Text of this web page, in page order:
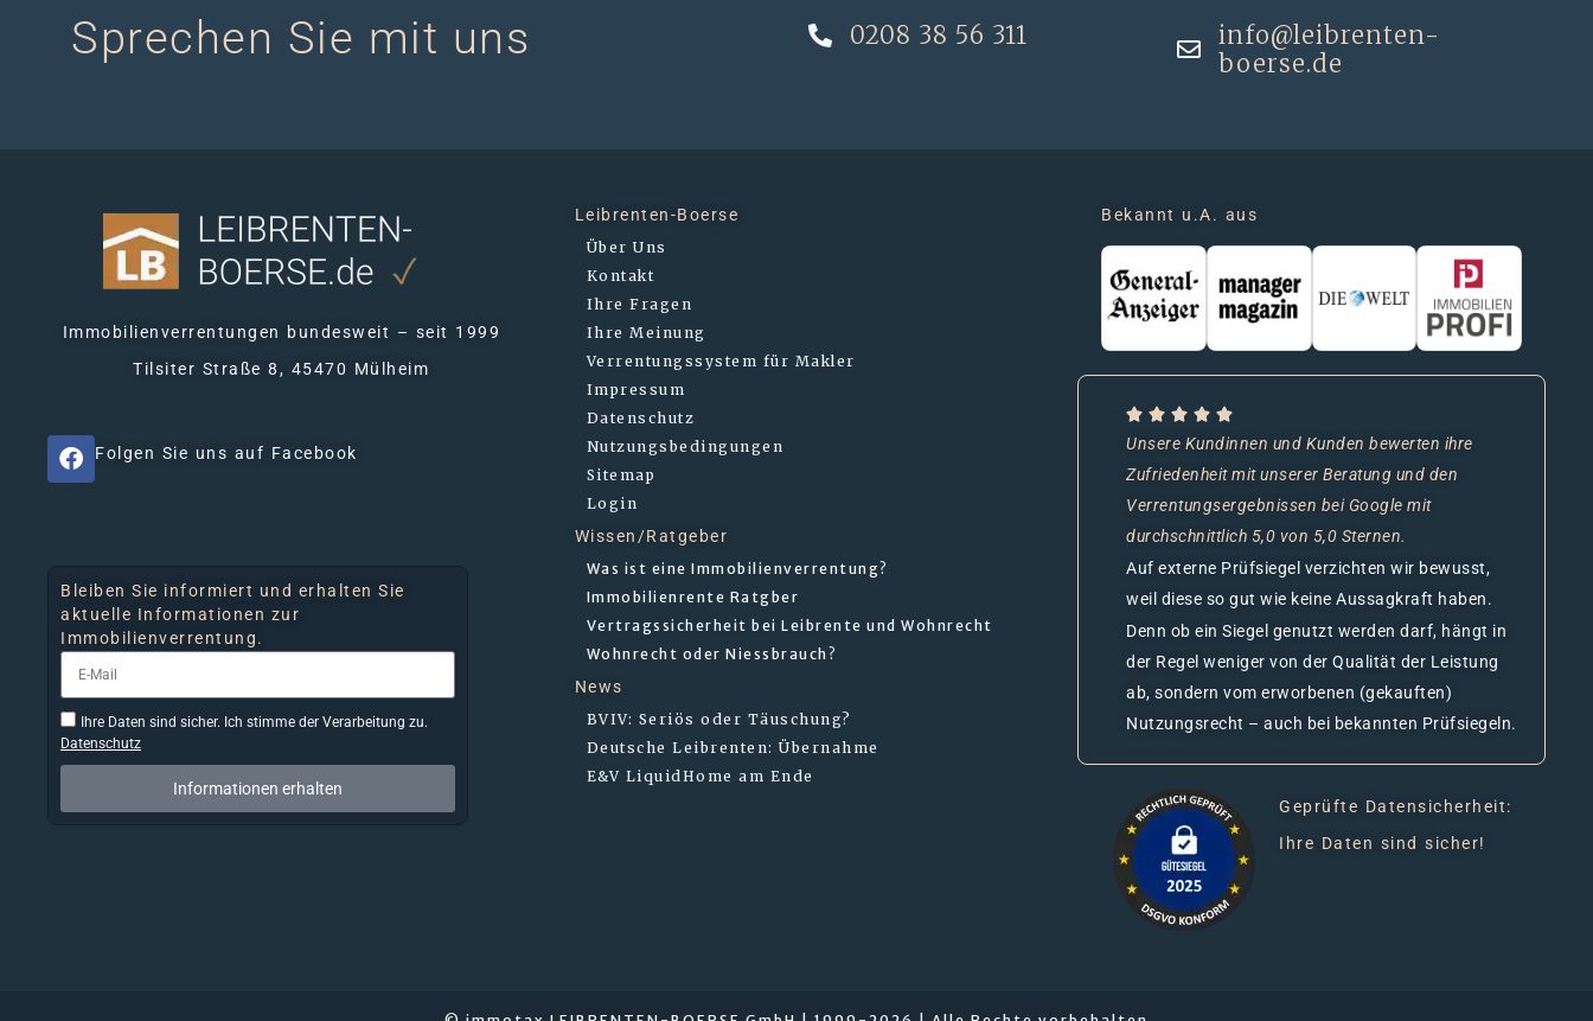
Sprechen Sie mit uns 0208 38 56 311
info@leibrenten-
boerse.de
Immobilienverrentungen bundesweit – seit 1999
Tilsiter Straße 8, 45470 Mülheim
Folgen Sie uns auf Facebook
Bleiben Sie informiert und erhalten Sie
aktuelle Informationen zur
Immobilienverrentung.
Ihre Daten sind sicher. Ich stimme der Verarbeitung zu.
Datenschutz
Informationen erhalten
Leibrenten-Boerse
Über Uns
Kontakt
Ihre Fragen
Ihre Meinung
Verrentungssystem für Makler
Impressum
Datenschutz
Nutzungsbedingungen
Sitemap
Login
Wissen/Ratgeber
Was ist eine Immobilienverrentung?
Immobilienrente Ratgber
Vertragssicherheit bei Leibrente und Wohnrecht
Wohnrecht oder Niessbrauch?
News
BVIV: Seriös oder Täuschung?
Deutsche Leibrenten: Übernahme
E&V LiquidHome am Ende
Bekannt u.A. aus
Unsere Kundinnen und Kunden bewerten ihre
Zufriedenheit mit unserer Beratung und den
Verrentungsergebnissen bei Google mit
durchschnittlich 5,0 von 5,0 Sternen.
Auf externe Prüfsiegel verzichten wir bewusst,
weil diese so gut wie keine Aussagkraft haben.
Denn ob ein Siegel genutzt werden darf, hängt in
der Regel weniger von der Qualität der Leistung
ab, sondern vom erworbenen (gekauften)
Nutzungsrecht – auch bei bekannten Prüfsiegeln.
Geprüfte Datensicherheit:
Ihre Daten sind sicher!